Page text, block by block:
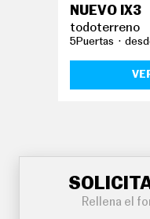
NUEVO IX3
todoterreno
5Puertas
Rellena el